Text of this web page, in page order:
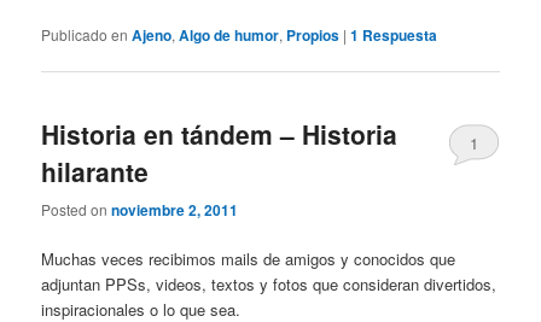
Publicado en Ajeno,Algo de humor, Propios |1 Respuesta
Historia en tándem – Historia
hilarante
Posted onnoviembre 2, 2011
1
Muchas veces recibimos mails de amigos y conocidos que
adjuntan PPSs, videos, textos y fotos que consideran divertidos,
inspiracionales o lo que sea.